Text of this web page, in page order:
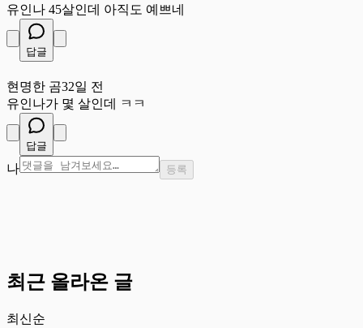
유인나 45살인데 아직도 예쁘네
답글
현명한 곰32일 전
유인나가 몇 살인데 ㅋㅋ
답글
나 등록
최근 올라온 글
최신순